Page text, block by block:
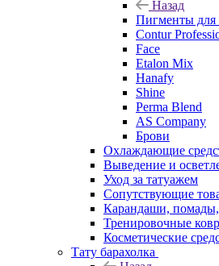
Назад
Пигменты для
Contur
Face
Etalon Mix
Hanafy
Shine
Perma Blend
AS Company
Брови
Охлаждающие
Выведение и
Уход за татуажем
Сопутствующие
Карандаши, помады,
Тренировочные
Косметические
Тату барахолка